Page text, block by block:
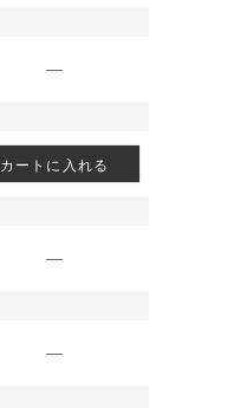
—
カートに入れる
—
—